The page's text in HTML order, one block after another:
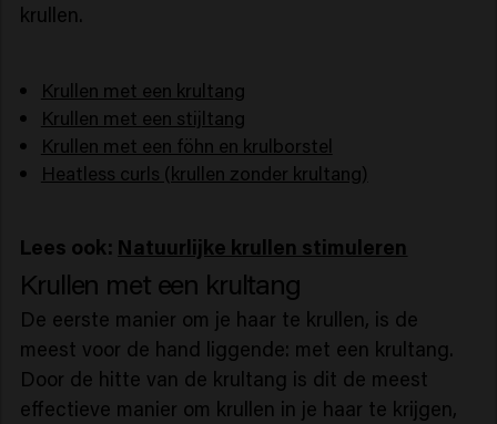
krullen.
Krullen met een krultang
Krullen met een stijltang
Krullen met een föhn en krulborstel
Heatless curls (krullen zonder krultang)
Lees ook: Natuurlijke krullen stimuleren
Krullen met een krultang
De eerste manier om je haar te krullen, is de
meest voor de hand liggende: met een krultang.
Door de hitte van de krultang is dit de meest
effectieve manier om krullen in je haar te krijgen,